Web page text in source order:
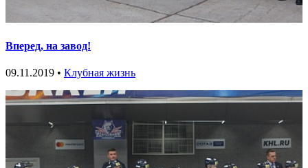
Вперед, на завод!
09.11.2019 • Клубная жизнь